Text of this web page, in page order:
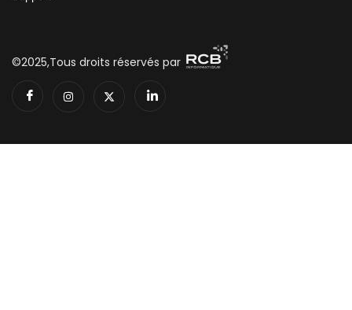
©2025,Tous droits réservés par